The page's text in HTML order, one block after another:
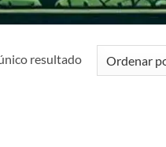
resultado